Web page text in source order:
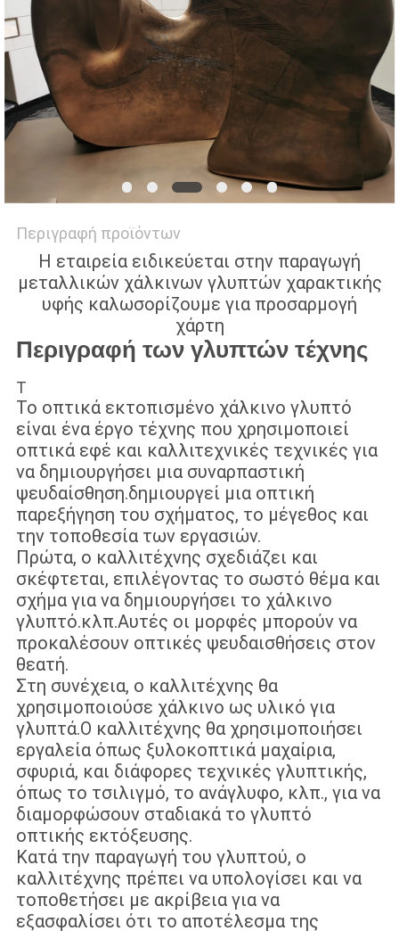
SITEMAP
PRIVACY
POLICY
Περιγραφή προϊόντων
Η εταιρεία ειδικεύεται στην παραγωγή
μεταλλικών χάλκινων γλυπτών χαρακτικής
υφής καλωσορίζουμε για προσαρμογή
χάρτη
Περιγραφή των γλυπτών τέχνης
Τ
Το οπτικά εκτοπισμένο χάλκινο γλυπτό
είναι ένα έργο τέχνης που χρησιμοποιεί
οπτικά εφέ και καλλιτεχνικές τεχνικές για
να δημιουργήσει μια συναρπαστική
ψευδαίσθηση.δημιουργεί μια οπτική
παρεξήγηση του σχήματος, το μέγεθος και
την τοποθεσία των εργασιών.
Πρώτα, ο καλλιτέχνης σχεδιάζει και
σκέφτεται, επιλέγοντας το σωστό θέμα και
σχήμα για να δημιουργήσει το χάλκινο
γλυπτό.κλπ.Αυτές οι μορφές μπορούν να
προκαλέσουν οπτικές ψευδαισθήσεις στον
θεατή.
Στη συνέχεια, ο καλλιτέχνης θα
χρησιμοποιούσε χάλκινο ως υλικό για
γλυπτά.Ο καλλιτέχνης θα χρησιμοποιήσει
εργαλεία όπως ξυλοκοπτικά μαχαίρια,
σφυριά, και διάφορες τεχνικές γλυπτικής,
όπως το τσιλιγμό, το ανάγλυφο, κλπ., για να
διαμορφώσουν σταδιακά το γλυπτό
οπτικής εκτόξευσης.
Κατά την παραγωγή του γλυπτού, ο
καλλιτέχνης πρέπει να υπολογίσει και να
τοποθετήσει με ακρίβεια για να
εξασφαλίσει ότι το αποτέλεσμα της